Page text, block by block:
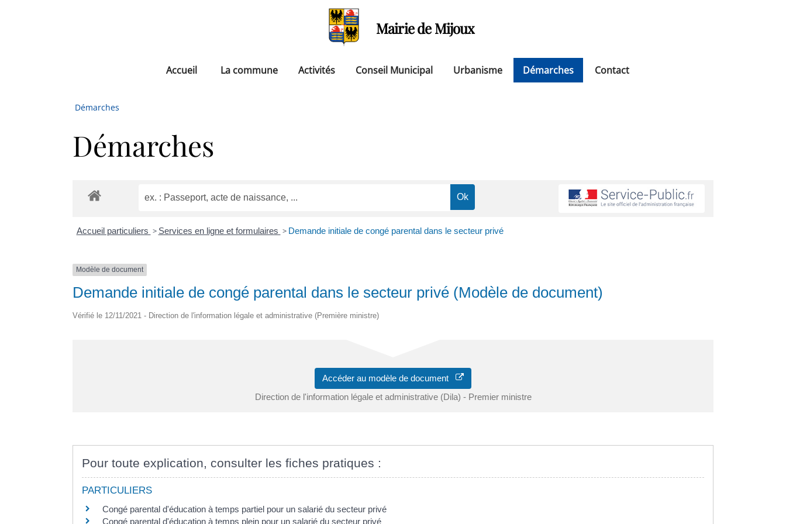
Mairie de Mijoux
Accueil La commune Activités Conseil Municipal Urbanisme Démarches Contact
Démarches
Démarches
Accueil particuliers > Services en ligne et formulaires > Demande initiale de congé parental dans le secteur privé
Modèle de document
Demande initiale de congé parental dans le secteur privé (Modèle de document)
Vérifié le 12/11/2021 - Direction de l'information légale et administrative (Première ministre)
Accéder au modèle de document
Direction de l'information légale et administrative (Dila) - Premier ministre
Pour toute explication, consulter les fiches pratiques :
PARTICULIERS
Congé parental d'éducation à temps partiel pour un salarié du secteur privé
Congé parental d'éducation à temps plein pour un salarié du secteur privé